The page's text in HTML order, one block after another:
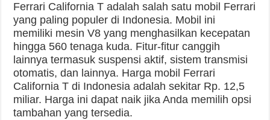
Ferrari California T adalah salah satu mobil Ferrari
yang paling populer di Indonesia. Mobil ini
memiliki mesin V8 yang menghasilkan kecepatan
hingga 560 tenaga kuda. Fitur-fitur canggih
lainnya termasuk suspensi aktif, sistem transmisi
otomatis, dan lainnya. Harga mobil Ferrari
California T di Indonesia adalah sekitar Rp. 12,5
miliar. Harga ini dapat naik jika Anda memilih opsi
tambahan yang tersedia.